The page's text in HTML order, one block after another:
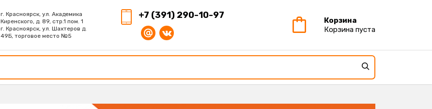
г. Красноярск, ул. Академика
Киренского, д. 89, стр.1 пом. 1
г. Красноярск, ул. Шахтеров д.
49Б, торговое место №5
+7 (391) 290-10-97
Корзина
Корзина пуста